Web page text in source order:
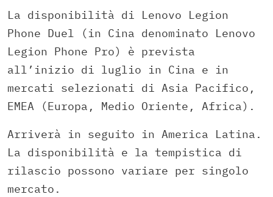
La disponibilità di Lenovo Legion
Phone Duel (in Cina denominato Lenovo
Legion Phone Pro) è prevista
all’inizio di luglio in Cina e in
mercati selezionati di Asia Pacifico,
EMEA (Europa, Medio Oriente, Africa).
Arriverà in seguito in America Latina.
La disponibilità e la tempistica di
rilascio possono variare per singolo
mercato.